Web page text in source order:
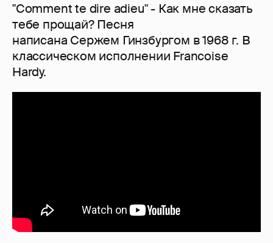
"Comment te dire adieu" - Как мне сказать
тебе прощай? Песня
написана Сержем Гинзбургом в 1968 г. В
классическом исполнении Francoise
Hardy.